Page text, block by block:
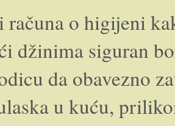
računa o higijeni
džinima siguran
da obavezno
u kuću,